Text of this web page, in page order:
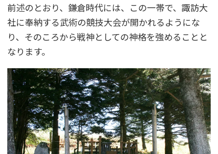
前述のとおり、鎌倉時代には、この一帯で、諏訪大
社に奉納する武術の競技大会が開かれるようにな
り、そのころから戦神としての神格を強めることと
なります。